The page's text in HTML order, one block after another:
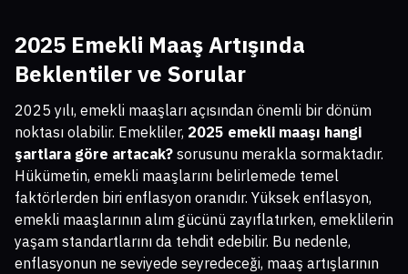
2025 Emekli Maaş Artışında
Beklentiler ve Sorular
2025 yılı, emekli maaşları açısından önemli bir dönüm
noktası olabilir. Emekliler, 2025 emekli maaşı hangi
şartlara göre artacak? sorusunu merakla sormaktadır.
Hükümetin, emekli maaşlarını belirlemede temel
faktörlerden biri enflasyon oranıdır. Yüksek enflasyon,
emekli maaşlarının alım gücünü zayıflatırken, emeklilerin
yaşam standartlarını da tehdit edebilir. Bu nedenle,
enflasyonun ne seviyede seyredeceği, maaş artışlarının